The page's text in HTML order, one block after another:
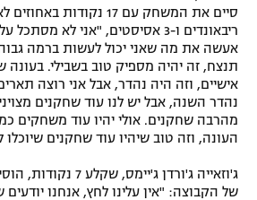
הצטרפות לחבילת הערוצים
לוח דרושים – ג'ובנט
תגיות
המגזין
אעשה את מה שאני יכול לעשות ברמה
תנצח, זה יהיה מספיק טוב בשבילי. בעונה
אישיים, וזה היה נהדר, אבל אני רוצה
נהדר השנה, אבל יש לנו עוד שחקנים
מהרבה שחקנים. אולי יהיו עוד משחקים
העונה, וזה טוב שיהיו עוד שחקנים
ג'וזאייה ג'ורדן
של הקבוצה: "אין עלינו לחץ, אנחנו יודעים